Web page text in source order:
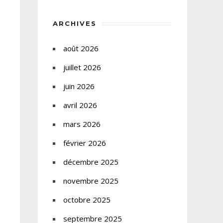
ARCHIVES
août 2026
juillet 2026
juin 2026
avril 2026
mars 2026
février 2026
décembre 2025
novembre 2025
octobre 2025
septembre 2025